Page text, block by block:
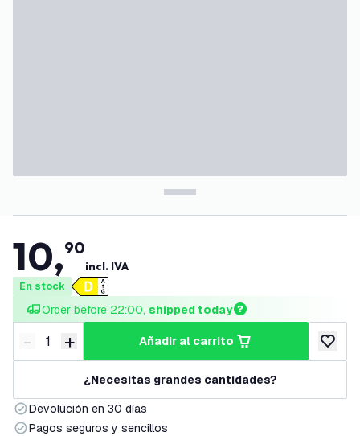
10,90
incl. IVA
En stock
Order before 22:00, shipped today
Disminuir cantidad
- Aumentar cantidad
+ añadir al carrito
añadir
¿Necesitas grandes cantidades?
Devolución en 30 días
Pagos seguros y sencillos